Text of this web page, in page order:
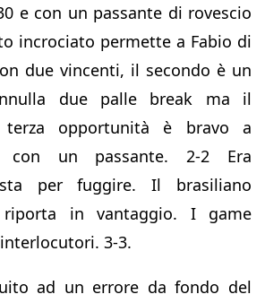
e con un passante di rovescio
incrociato permette a Fabio di
due vincenti, il secondo è un
due palle break ma il
terza opportunità è bravo a
con un passante. 2-2 Era
per fuggire. Il brasiliano
in vantaggio. I game
3-3.
ad un errore da fondo del